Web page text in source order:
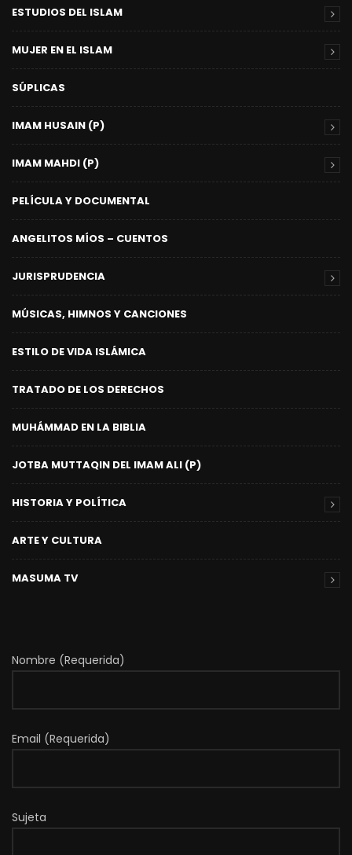
ESTUDIOS DEL ISLAM
MUJER EN EL ISLAM
SÚPLICAS
IMAM HUSAIN (P)
IMAM MAHDI (P)
PELÍCULA Y DOCUMENTAL
ANGELITOS MÍOS – CUENTOS
JURISPRUDENCIA
MÚSICAS, HIMNOS Y CANCIONES
ESTILO DE VIDA ISLÁMICA
TRATADO DE LOS DERECHOS
MUHÁMMAD EN LA BIBLIA
JOTBA MUTTAQIN DEL IMAM ALI (P)
HISTORIA Y POLÍTICA
ARTE Y CULTURA
MASUMA TV
Nombre (Requerida)
Email (Requerida)
Sujeta